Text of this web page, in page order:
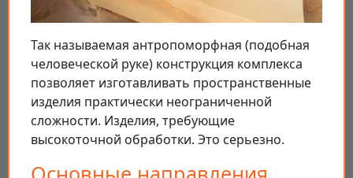
Так называемая антропоморфная (подобная
человеческой руке) конструкция комплекса
позволяет изготавливать пространственные
изделия практически неограниченной
сложности. Изделия, требующие
высокоточной обработки. Это серьезно.